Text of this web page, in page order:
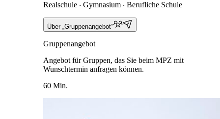
Realschule ‧ Gymnasium ‧ Berufliche Schule
Über „Gruppenangebot“
Gruppenangebot
Angebot für Gruppen, das Sie beim MPZ mit
Wunschtermin anfragen können.
60 Min.